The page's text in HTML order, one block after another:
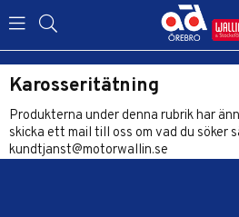
Karosseritätning
Produkterna under denna rubrik har
skicka ett mail till oss om vad du söker
kundtjanst@motorwallin.se